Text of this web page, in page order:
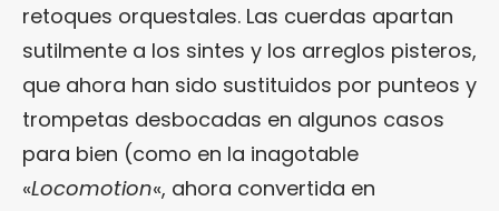
retoques orquestales. Las cuerdas apartan
sutilmente a los sintes y los arreglos pisteros,
que ahora han sido sustituidos por punteos y
trompetas desbocadas en algunos casos
para bien (como en la inagotable
«Locomotion«, ahora convertida en